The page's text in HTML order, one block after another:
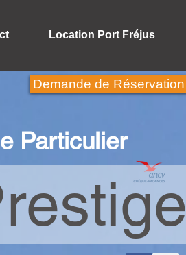
Location Port Fréjus
Demande de Réservation
Particulier